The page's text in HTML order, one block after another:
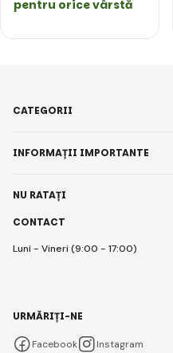
pentru orice vârstă
CONTACT
Luni - Vineri (9:00 - 17:00)
CATEGORII
INFORMAȚII IMPORTANTE
NU RATAȚI
URMĂRIȚI-NE
Facebook Instagram